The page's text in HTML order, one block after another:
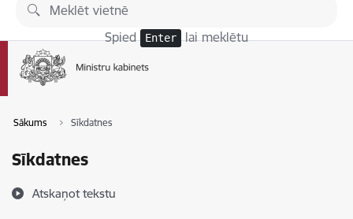
Pāriet uz lapas saturu
Spied Enter lai meklētu
Sākums Sīkdatnes
Sīkdatnes
Atskaņot tekstu